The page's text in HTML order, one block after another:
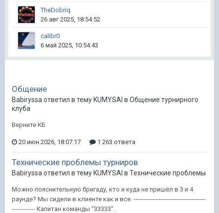
TheDobriq
26 авг 2025, 18:54:52
calibr0
6 май 2025, 10:54:43
Общение
Babiryssa ответил в тему KUMYSAI в Общение турнирного
клуба
Верните КБ
20 июн 2026, 18:07:17 1 263 ответа
Технические проблемы турниров
Babiryssa ответил в тему KUMYSAI в Технические проблемы
Можно пояснительную бригаду, кто и куда не пришёл в 3 и 4
раунде? Мы сидели в клиенте как и все. -------------------------------------
------------ Капитан команды "33333".